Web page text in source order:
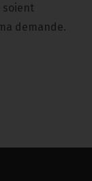
soient
demande.